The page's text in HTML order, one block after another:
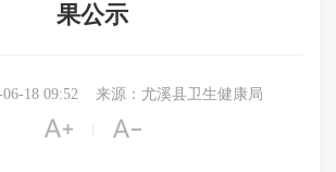
果公示
18 09:52 来源：尤溪县卫生健康局
 